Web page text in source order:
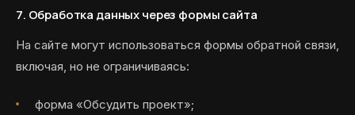
7. Обработка данных через формы сайта
На сайте могут использоваться формы обратной связи,
включая, но не ограничиваясь:
форма «Обсудить проект»;